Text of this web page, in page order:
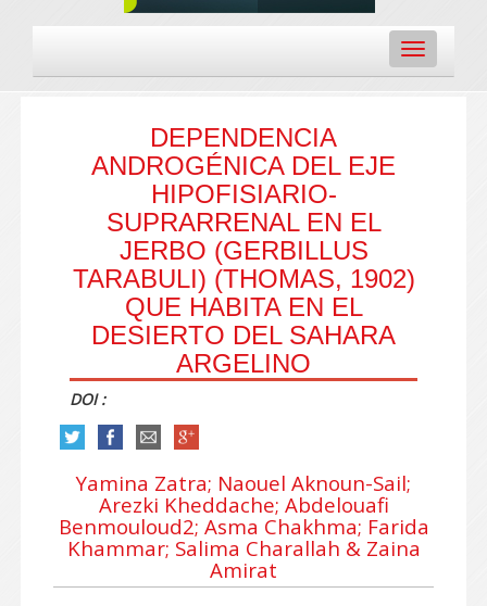
Toggle
navigation
DEPENDENCIA
ANDROGÉNICA DEL EJE
HIPOFISIARIO-
SUPRARRENAL EN EL
JERBO (GERBILLUS
TARABULI) (THOMAS, 1902)
QUE HABITA EN EL
DESIERTO DEL SAHARA
ARGELINO
DOI :
Yamina Zatra; Naouel Aknoun-Sail;
Arezki Kheddache; Abdelouafi
Benmouloud2; Asma Chakhma; Farida
Khammar; Salima Charallah & Zaina
Amirat